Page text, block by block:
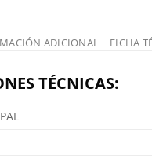
ADICIONAL FICHA
TÉCNICAS: